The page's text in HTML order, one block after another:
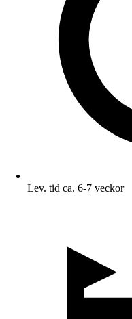
Lev. tid ca. 6-7 veckor